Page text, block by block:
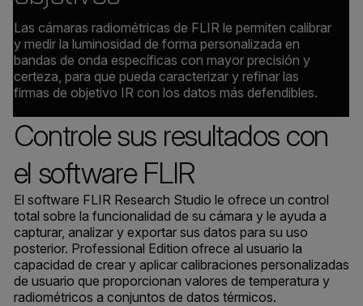
Las cámaras radiométricas de FLIR le permiten calibrar
y medir la luminosidad de forma personalizada en
bandas de onda específicas con mayor precisión y
certeza, para que pueda caracterizar y refinar las
firmas de objetivo IR con los datos más defendibles.
Controle sus resultados con
el software FLIR
El software FLIR Research Studio le ofrece un control
total sobre la funcionalidad de su cámara y le ayuda a
capturar, analizar y exportar sus datos para su uso
posterior. Professional Edition ofrece al usuario la
capacidad de crear y aplicar calibraciones personalizadas
de usuario que proporcionan valores de temperatura y
radiométricos a conjuntos de datos térmicos.